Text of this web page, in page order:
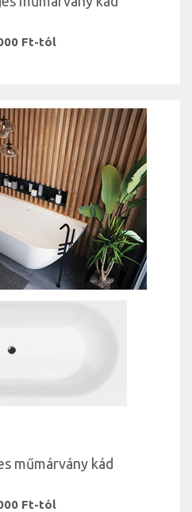
Ft-tól
műmárvány kád
Ft-tól